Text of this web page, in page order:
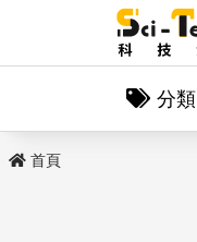
分類
首頁